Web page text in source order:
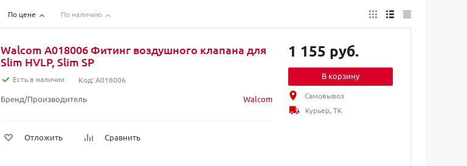
По цене По наличию
Walcom A018006 Фитинг воздушного клапана для
Slim HVLP, Slim SP
Есть в наличии Код: A018006
Бренд/Производитель Walcom
Отложить Сравнить
1 155 руб.
В корзину
Самовывоз
Курьер, ТК